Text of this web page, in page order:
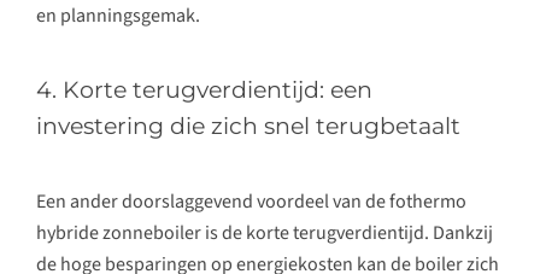
en planningsgemak.
4. Korte terugverdientijd: een
investering die zich snel terugbetaalt
Een ander doorslaggevend voordeel van de fothermo
hybride zonneboiler is de korte terugverdientijd. Dankzij
de hoge besparingen op energiekosten kan de boiler zich